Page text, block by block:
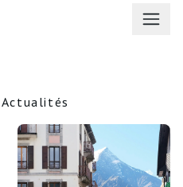
Actualités